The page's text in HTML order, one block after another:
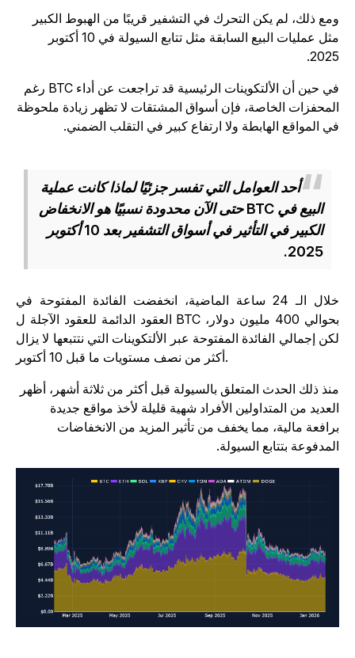
ذلك، لم يكن التحرك في التشفير قريبًا من الهبوط الكبير
مثل عمليات البيع السابقة مثل تتابع السيولة في 10 أكتوبر
في حين أن الألتكوينات الرئيسية قد تراجعت عن أداء BTC رغم
الخاصة، فإن أسواق المشتقات لا تظهر زيادة ملحوظة
المواقع الهابطة ولا ارتفاع كبير في التقلب الضمني.
أحد العوامل التي تفسر جزئيًا لماذا كانت عملية
البيع في BTC حتى الآن محدودة نسبيًا هو الانخفاض
الكبير في التأثير في أسواق التشفير بعد 10 أكتوبر
2025.
خلال الـ 24 ساعة الماضية، انخفضت الفائدة المفتوحة في
العقود الدائمة للعقود الآجلة ل BTC بحوالي 400 مليون دولار،
إجمالي الفائدة المفتوحة عبر الألتكوينات التي نتتبعها لا يزال
ذلك الحدث المتعلق بالسيولة قبل أكثر من ثلاثة أشهر، أظهر
من المتداولين الأفراد شهية قليلة لأخذ مواقع جديدة
مالية، مما يخفف من تأثير المزيد من الانخفاضات
بتتابع السيولة.